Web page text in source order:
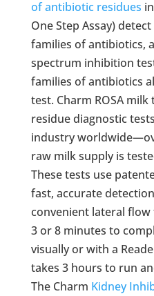
of antibiotic residues
One Step Assay)
families of antibiotics,
spectrum inhibition
families of antibiotics
test. Charm ROSA
residue diagnostic
industry
raw milk supply is
These tests use
fast, accurate
convenient lateral flow
3 or 8 minutes to
visually or with a
takes 3 hours to run
The Charm Kidney